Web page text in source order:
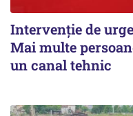
Intervenție de
Mai multe
un canal tehnic